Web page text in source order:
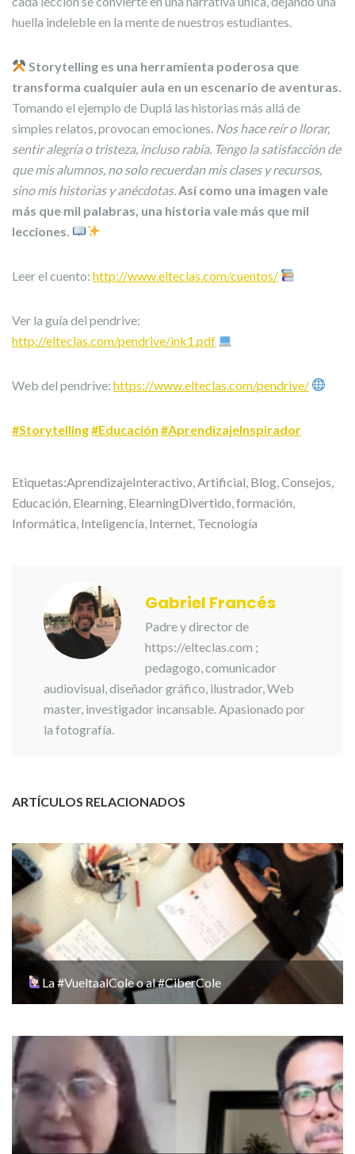
huella indeleble en la mente de nuestros estudiantes.
Storytelling es una herramienta poderosa que
transforma cualquier aula en un escenario de aventuras.
Tomando el ejemplo de Duplá las historias más allá de
simples relatos, provocan emociones. Nos hace reír o llorar,
sentir alegría o tristeza, incluso rabia. Tengo la satisfacción de
que mis alumnos, no solo recuerdan mis clases y recursos,
sino mis historias y anécdotas. Así como una imagen vale
más que mil palabras, una historia vale más que mil
lecciones.
Leer el cuento: http://www.elteclas.com/cuentos/
Ver la guía del pendrive:
http://elteclas.com/pendrive/ink1.pdf
Web del pendrive: https://www.elteclas.com/pendrive/
#Storytelling#Educación #AprendizajeInspirador
Etiquetas:AprendizajeInteractivo Artificial Blog Consejos
Educación Elearning ElearningDivertido formación
Informática Inteligencia Internet Tecnología
Gabriel Francés
Padre y director de
https://elteclas.com ;
pedagogo, comunicador
audiovisual, diseñador gráfico, ilustrador, Web
master, investigador incansable. Apasionado por
la fotografía.
ARTÍCULOS RELACIONADOS
La #VueltaalCole o al #CiberCole